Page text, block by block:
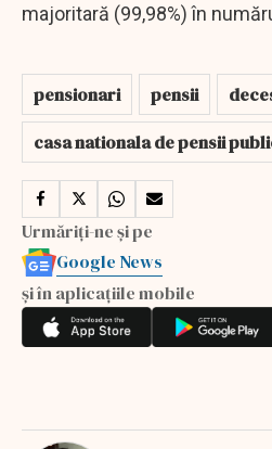
majoritară (99,98%) în
pensionari pensii
casa nationala de pensii
Urmăriți-ne și pe
Google News
și în aplicațiile mobile